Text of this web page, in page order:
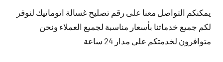
يمكنكم التواصل معنا على رقم تصليح غسالة اتوماتيك لنوفر
لكم جميع خدماتنا بأسعار مناسبة لجميع العملاء ونحن
متوافرون لخدمتكم على مدار 24 ساعة